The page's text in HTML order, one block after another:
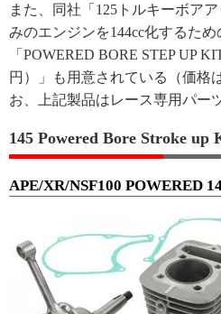
また、同社「125トルキーボア
みのエンジンを144cc化するた
「POWERED BORE STEP UP
円）」も用意されている（価格
お、上記製品はレース専用パー
145 Powered Bore Stroke up
APE/XR/NSF100 POWERED